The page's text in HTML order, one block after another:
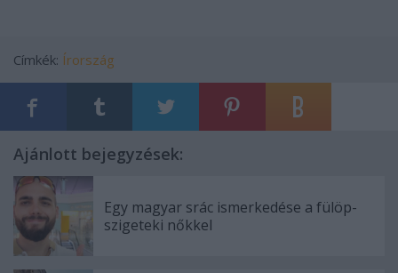
Címkék: Írország
Ajánlott bejegyzések:
Egy magyar srác ismerkedése a fülöp-
szigeteki nőkkel